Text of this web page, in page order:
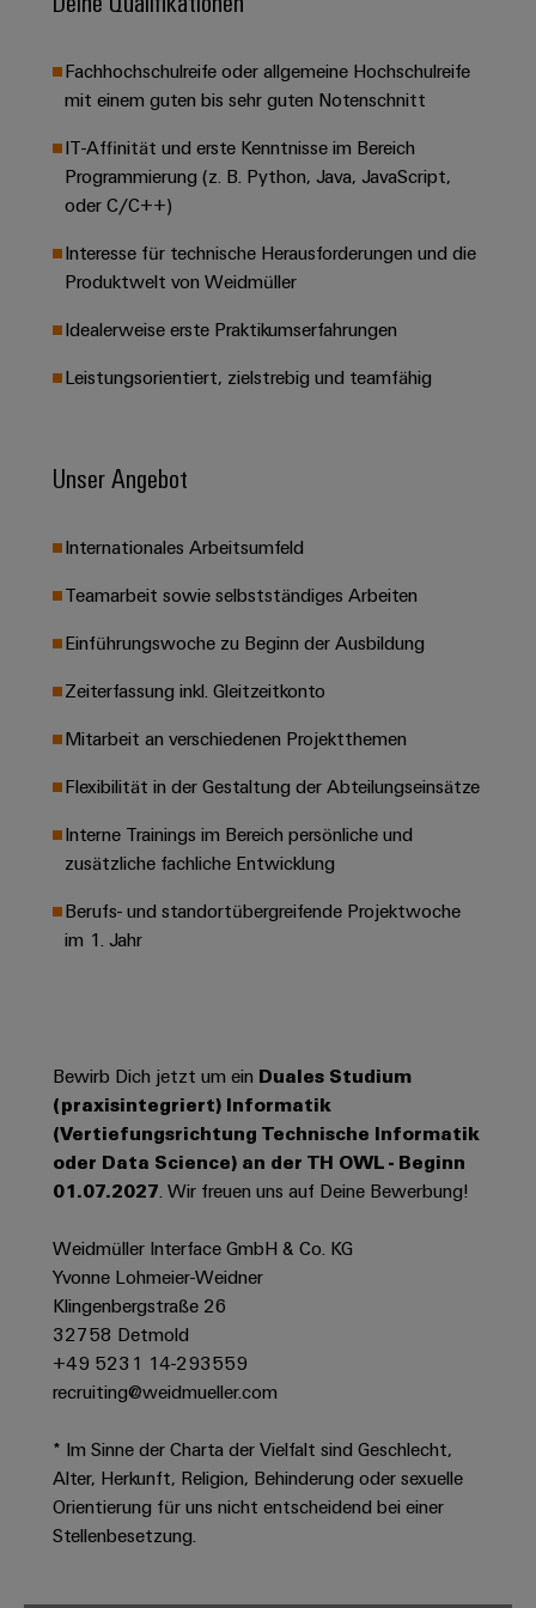
&
Sicherer
Betrieb
mit
Lösungen
für
die
Photovoltaik
Ressourceneffizienz
durch
Sonnenenergie
die
Schaltschrankbau
Schienenfahrzeuge
und
Lösungen
klimafreundliche
im
Schiffbau
Verbindungslösungen
die
&
Abwasseraufbereitung
Lösungen
für
die
Wasser-
Abwasserindustrie
Wasserstoff
Wasserstoff
als
Schlüsseltechnologie
für
die
Windenergie
Effizienter
Betrieb
von
Automation
Industrial
IoT
Industrial
Security
Service
Platform
easyConnect
EZA-
Gerätehersteller
Leiterplattensteckverbinder
Leiterplattenklemmen
Connector
Services
Original
Manufacturer
(OEM)
Industrial
Ethernet
Touch-
Panels
Engineering-
und
und
Weidmüller
AI
Remote
Access
Cloud-
Services
Industrial
Platform
easyConnect
Werkzeuge
Automaten
Software
Industriedrucker
Industrieleuchte
Cabinet
Assemblierungsservice
Bestückte
PSIRT
Digitale
Bestellmöglichkeiten
eShop
OCI-
Schnittstelle
EDI-
Solution
finden
Partner
-
Systemintegratoren
&
Events
&
Stellenbörse
Entwicklung
in unseren
dem Kindel
neues
Distribution
Fachhochschulreife oder allgemeine Hochschulreife
mit einem guten bis sehr guten Notenschnitt
IT-Affinität und erste Kenntnisse im Bereich
Programmierung (z. B. Python, Java, JavaScript,
oder C/C++)
Interesse für technische Herausforderungen und die
Produktwelt von Weidmüller
Idealerweise erste Praktikumserfahrungen
Leistungsorientiert, zielstrebig und teamfähig
Unser Angebot
Internationales Arbeitsumfeld
Teamarbeit sowie selbstständiges Arbeiten
Einführungswoche zu Beginn der Ausbildung
Zeiterfassung inkl. Gleitzeitkonto
Mitarbeit an verschiedenen Projektthemen
Flexibilität in der Gestaltung der Abteilungseinsätze
Interne Trainings im Bereich persönliche und
zusätzliche fachliche Entwicklung
Berufs- und standortübergreifende Projektwoche
im 1. Jahr
Bewirb Dich jetzt um ein Duales Studium
(praxisintegriert) Informatik
(Vertiefungsrichtung Technische Informatik
oder Data Science) an der TH OWL - Beginn
01.07.2027. Wir freuen uns auf Deine Bewerbung!
Weidmüller Interface GmbH & Co. KG
Yvonne Lohmeier-Weidner
Klingenbergstraße 26
32758 Detmold
+49 5231 14-293559
recruiting@weidmueller.com
* Im Sinne der Charta der Vielfalt sind Geschlecht,
Alter, Herkunft, Religion, Behinderung oder sexuelle
Orientierung für uns nicht entscheidend bei einer
Stellenbesetzung.